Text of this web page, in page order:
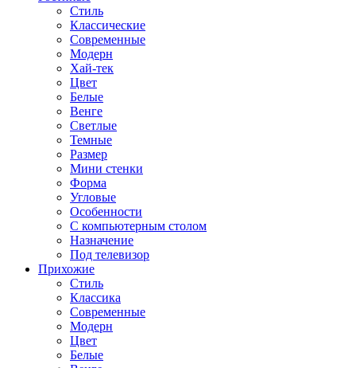
Стиль
Классические
Современные
Модерн
Хай-тек
Цвет
Белые
Венге
Светлые
Темные
Размер
Мини стенки
Форма
Угловые
Особенности
С компьютерным столом
Назначение
Под телевизор
Прихожие
Стиль
Классика
Современные
Модерн
Цвет
Белые